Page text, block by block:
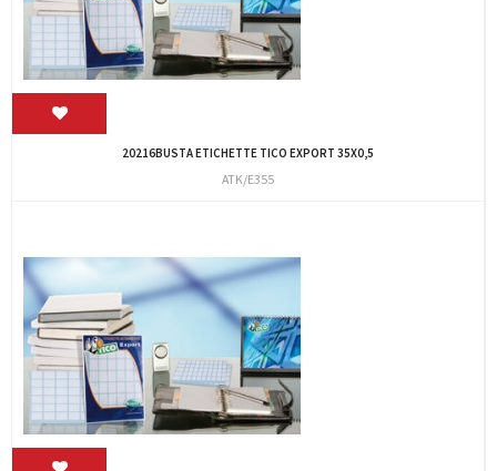
20216BUSTA ETICHETTE TICO EXPORT 35X0,5
ATK/E355